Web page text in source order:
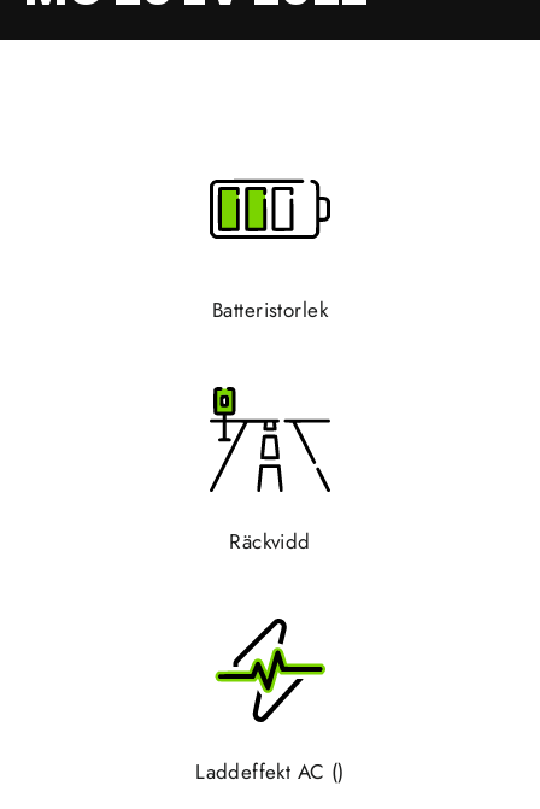
Batteristorlek
Räckvidd
Laddeffekt AC ()